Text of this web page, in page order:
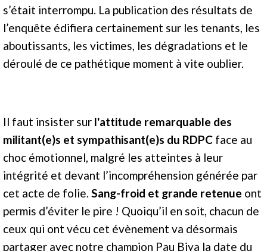
s’était interrompu. La publication des résultats de
l’enquête édifiera certainement sur les tenants, les
aboutissants, les victimes, les dégradations et le
déroulé de ce pathétique moment à vite oublier.
Il faut insister sur l'attitude remarquable des
militant(e)s et sympathisant(e)s du RDPC face au
choc émotionnel, malgré les atteintes à leur
intégrité et devant l’incompréhension générée par
cet acte de folie. Sang-froid et grande retenue ont
permis d’éviter le pire ! Quoiqu’il en soit, chacun de
ceux qui ont vécu cet évènement va désormais
partager avec notre champion Pau Biya la date du